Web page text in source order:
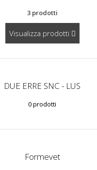
3 prodotti
Visualizza prodotti
DUE ERRE SNC - LUS
0 prodotti
Formevet